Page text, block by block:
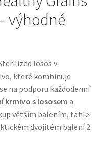
s nordickou kvalitou
krmivo s
výhodné
losos v
které kombinuje
na podporu každodenní
krmivo s lososem a
větším balením, tahle
dvojitém balení 2